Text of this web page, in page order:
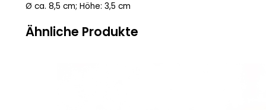
Ø ca. 8,5 cm; Höhe: 3,5 cm
Ähnliche Produkte